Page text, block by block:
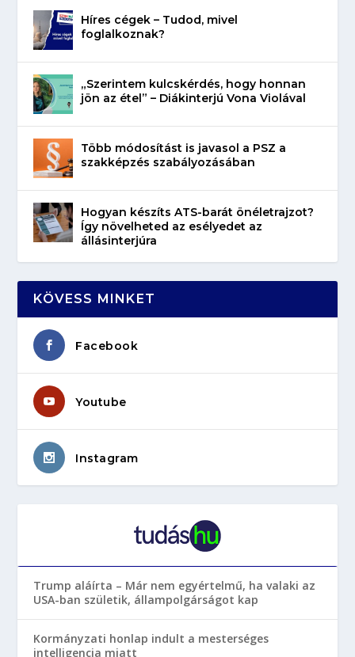
Híres cégek – Tudod, mivel
foglalkoznak?
„Szerintem kulcskérdés, hogy honnan
jön az étel” – Diákinterjú Vona Violával
Több módosítást is javasol a PSZ a
szakképzés szabályozásában
Hogyan készíts ATS-barát önéletrajzot?
Így növelheted az esélyedet az
állásinterjúra
KÖVESS MINKET
Facebook
Youtube
Instagram
Trump aláírta – Már nem egyértelmű, ha valaki az
USA-ban születik, állampolgárságot kap
Kormányzati honlap indult a mesterséges
intelligencia miatt